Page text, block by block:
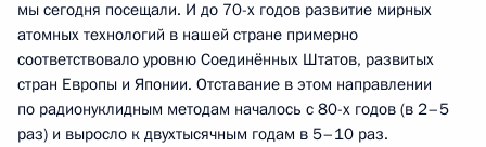
мы сегодня посещали. И до 70-х годов развитие мирных
атомных технологий в нашей стране примерно
соответствовало уровню Соединённых Штатов, развитых
стран Европы и Японии. Отставание в этом направлении
по радионуклидным методам началось с 80-х годов (в 2–5
раз) и выросло к двухтысячным годам в 5–10 раз.